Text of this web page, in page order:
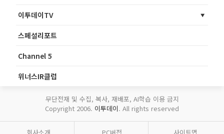
이투데이TV
스페셜리포트
Channel 5
위너스IR클럽
무단전재 및 수집, 복사, 재배포, AI학습 이용 금지
Copyright 2006. 이투데이. All rights reserved
회사소개 PC버전 사이트맵